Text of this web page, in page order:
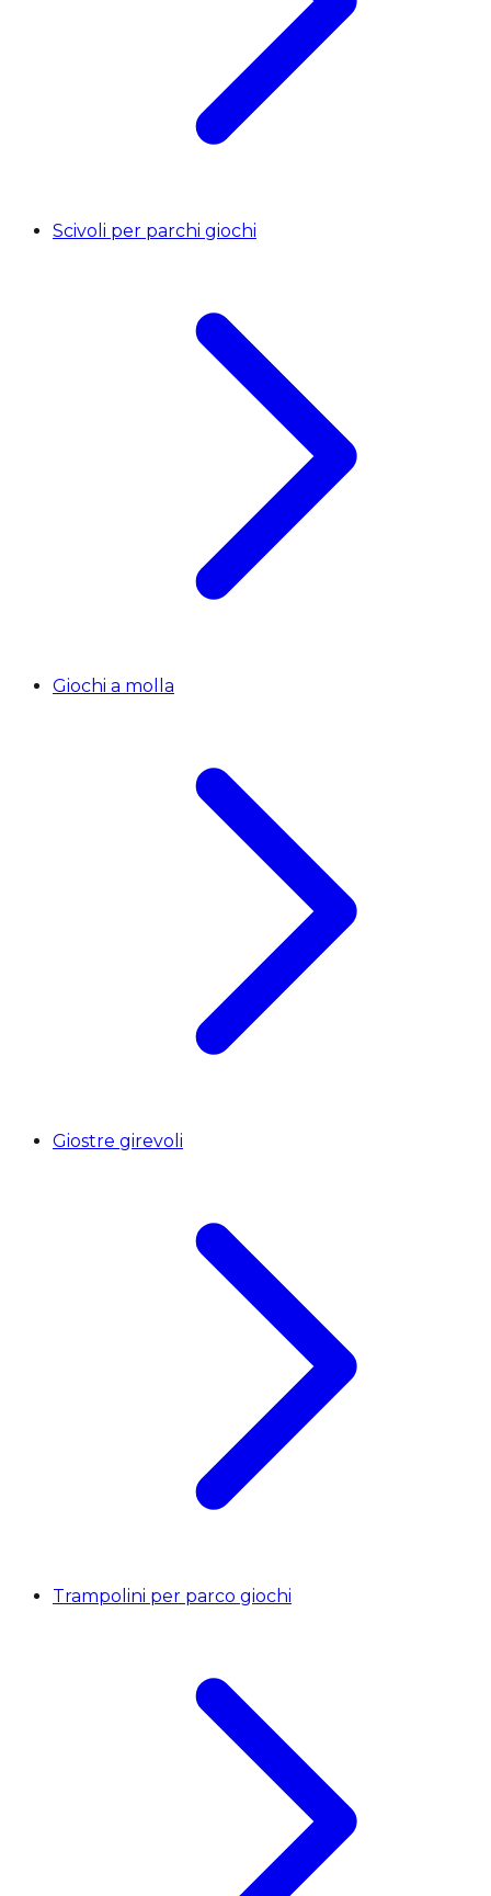
Scivoli per parchi giochi
Giochi a molla
Giostre girevoli
Trampolini per parco giochi